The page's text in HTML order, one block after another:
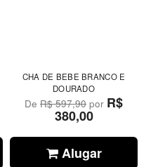
CHA DE BEBE BRANCO E
DOURADO
DeR$ 597,90 por R$
380,00
Alugar